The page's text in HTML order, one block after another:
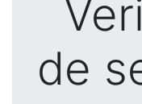
de